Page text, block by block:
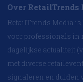
Over RetailTrends
RetailTrends Media
voor professionals in
dagelijkse actualiteit
met diverse
signaleren en duiden